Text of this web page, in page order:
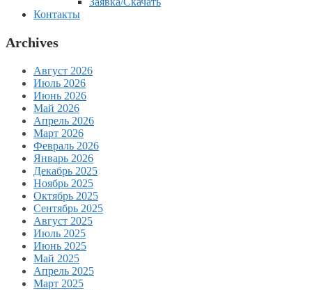
Контакты
Archives
Август 2026
Июль 2026
Июнь 2026
Май 2026
Апрель 2026
Март 2026
Февраль 2026
Январь 2026
Декабрь 2025
Ноябрь 2025
Октябрь 2025
Сентябрь 2025
Август 2025
Июль 2025
Июнь 2025
Май 2025
Апрель 2025
Март 2025